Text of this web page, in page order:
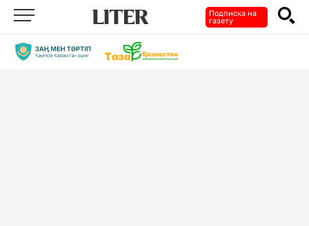
Подписка на
газету